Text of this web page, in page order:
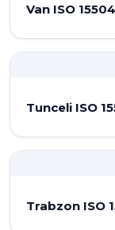
Van ISO
Tunceli ISO
Trabzon ISO